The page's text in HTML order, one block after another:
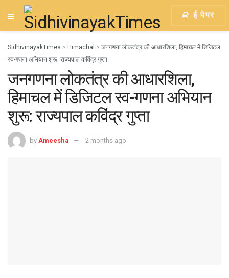
ई पेपर
SidhivinayakTimes > Himachal > जनगणना लोकतंत्र की आधारशिला, हिमाचल में डिजिटल
स्व-गणना अभियान शुरू: राज्यपाल कविंद्र गुप्ता
जनगणना लोकतंत्र की आधारशिला,
हिमाचल में डिजिटल स्व-गणना अभियान
शुरू: राज्यपाल कविंद्र गुप्ता
by Ameesha 2 months ago